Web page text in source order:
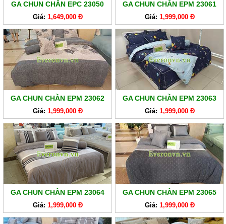
GA CHUN CHẦN EPC 23050
Giá: 1,649,000 Đ
GA CHUN CHẦN EPM 23061
Giá: 1,999,000 Đ
GA CHUN CHẦN EPM 23062
Giá: 1,999,000 Đ
GA CHUN CHẦN EPM 23063
Giá: 1,999,000 Đ
GA CHUN CHẦN EPM 23064
Giá: 1,999,000 Đ
GA CHUN CHẦN EPM 23065
Giá: 1,999,000 Đ